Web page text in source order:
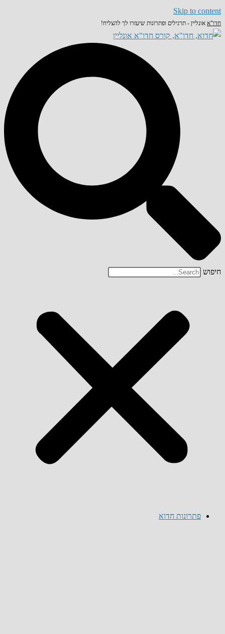
Skip to content
חדו"א אונליין - תרגילים ופתרונות שיעזרו לך להצליח!
חיפוש
פתרונות חדוא